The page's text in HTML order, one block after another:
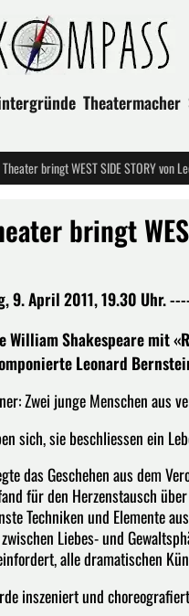
Theatermacher
bringt WEST SIDE STORY von
bringt
9. April 2011, 19.30 Uhr.
William Shakespeare mit
Leonard
Zwei junge Menschen aus
sich, sie beschliessen ein
das Geschehen aus dem
für den Herzenstausch
Techniken und Elemente
Liebes- und
alle dramatischen
inszeniert und